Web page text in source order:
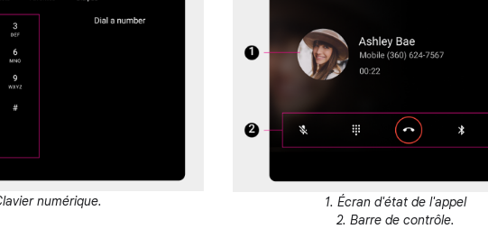
numérique.
1. Écran d'état de l'appel
2. Barre de contrôle.